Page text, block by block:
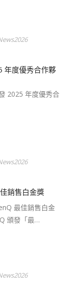
年度優秀合作夥
2025 年度優秀合
銷售白金獎
最佳銷售白金
頒發「最…